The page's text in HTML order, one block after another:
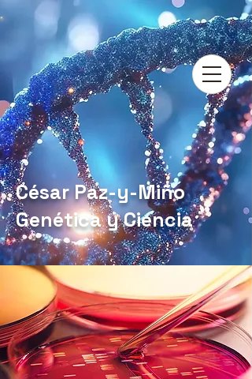
César Paz-y-Miño
Genética y Ciencia